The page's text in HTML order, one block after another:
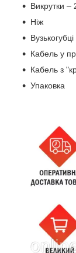
Викрутки –
Ніж
Вузькогубці
Кабель у
Кабель з
Упаковка